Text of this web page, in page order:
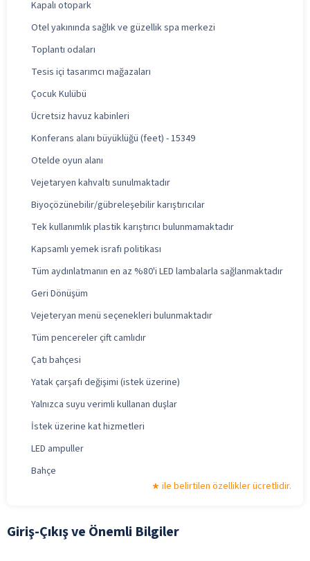
Kapalı otopark
Otel yakınında sağlık ve güzellik spa merkezi
Toplantı odaları
Tesis içi tasarımcı mağazaları
Çocuk Kulübü
Ücretsiz havuz kabinleri
Konferans alanı büyüklüğü (feet) - 15349
Otelde oyun alanı
Vejetaryen kahvaltı sunulmaktadır
Biyoçözünebilir/gübreleşebilir karıştırıcılar
Tek kullanımlık plastik karıştırıcı bulunmamaktadır
Kapsamlı yemek israfı politikası
Tüm aydınlatmanın en az %80'i LED lambalarla sağlanmaktadır
Geri Dönüşüm
Vejeteryan menü seçenekleri bulunmaktadır
Tüm pencereler çift camlıdır
Çatı bahçesi
Yatak çarşafı değişimi (istek üzerine)
Yalnızca suyu verimli kullanan duşlar
İstek üzerine kat hizmetleri
LED ampuller
Bahçe
ile belirtilen özellikler ücretlidir.
Giriş-Çıkış ve Önemli Bilgiler